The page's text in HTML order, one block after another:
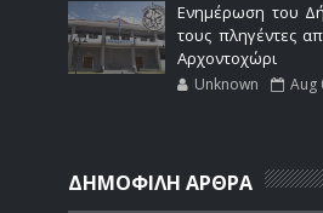
Ενημέρωση του
τους πληγέντες
Αρχοντοχώρι
Unknown Aug
ΔΗΜΟΦΙΛΗ ΑΡΘΡΑ